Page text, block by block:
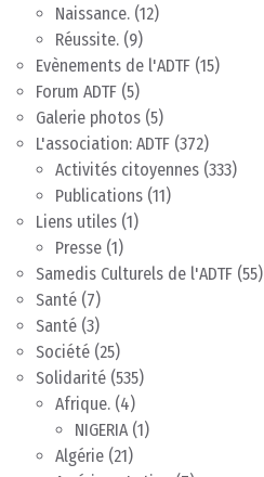
Naissance. (12)
Réussite. (9)
Evènements de l'ADTF (15)
Forum ADTF (5)
Galerie photos (5)
L'association: ADTF (372)
Activités citoyennes (333)
Publications (11)
Liens utiles (1)
Presse (1)
Samedis Culturels de l'ADTF (55)
Santé (7)
Santé (3)
Société (25)
Solidarité (535)
Afrique. (4)
NIGERIA(1)
Algérie (21)